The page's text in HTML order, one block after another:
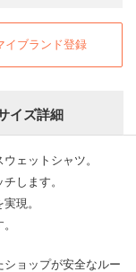
イブランド登録
イズ詳細
ェットシャツ。
します。
現。
ョップが安全なルー